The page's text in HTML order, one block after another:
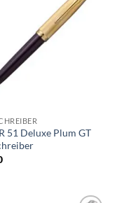
Auf die
Merkliste
51 Deluxe Plum GT